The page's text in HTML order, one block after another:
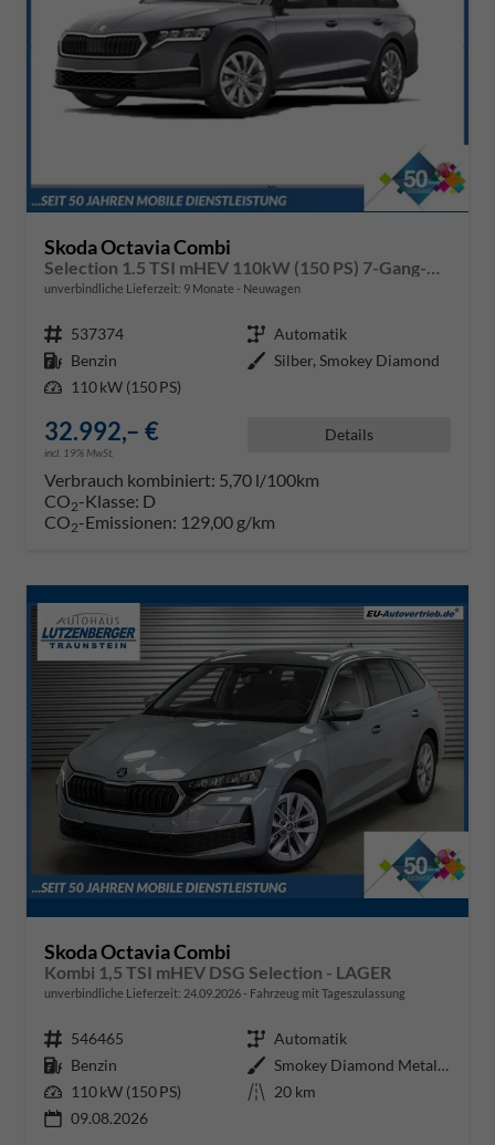
Skoda Octavia Combi
unverbindliche Lieferzeit: 9 Monate Neuwagen
Fahrzeugnr. 537374 Getriebe Automatik
Kraftstoff Benzin Außenfarbe Silber, Smokey Diamond
Leistung 110 kW (150 PS)
32.992,– €
incl. 19% MwSt.
Details
Verbrauch kombiniert: 5,70 l/100km
CO2-Klasse: D
CO2-Emissionen: 129,00 g/km
Skoda Octavia Combi
Kombi 1,5 TSI mHEV DSG Selection - LAGER
unverbindliche Lieferzeit: 24.09.2026 Fahrzeug mit Tageszulassung
Fahrzeugnr. 546465 Getriebe Automatik
Kraftstoff Benzin Außenfarbe
Smokey Diamond Metallic ()
Leistung 110 kW (150 PS) Kilometerstand 20 km
09.08.2026